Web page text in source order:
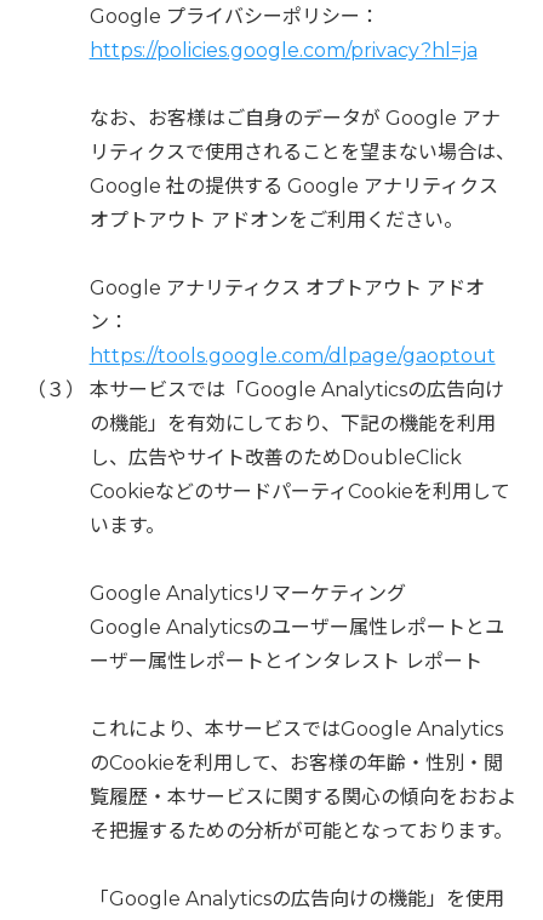
Google プライバシーポリシー：
https://policies.google.com/privacy?hl=ja
なお、お客様はご自身のデータが Google アナ
リティクスで使用されることを望まない場合は、
Google 社の提供する Google アナリティクス
オプトアウト アドオンをご利用ください。
Google アナリティクス オプトアウト アドオ
ン：
https://tools.google.com/dlpage/gaoptout
（３） 本サービスでは「Google Analyticsの広告向け
の機能」を有効にしており、下記の機能を利用
し、広告やサイト改善のためDoubleClick
CookieなどのサードパーティCookieを利用して
います。
Google Analyticsリマーケティング
Google Analyticsのユーザー属性レポートとユ
ーザー属性レポートとインタレスト レポート
これにより、本サービスではGoogle Analytics
のCookieを利用して、お客様の年齢・性別・閲
覧履歴・本サービスに関する関心の傾向をおおよ
そ把握するための分析が可能となっております。
「Google Analyticsの広告向けの機能」を使用